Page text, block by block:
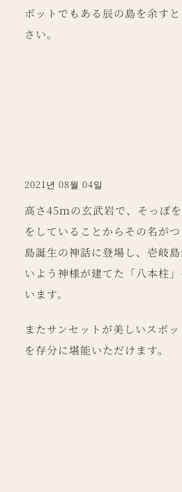
ポットでもある辰の島を余す
さい。
2021년 08월 04일
高さ45ｍの玄武岩で、そっぽ
をしていることからその名が
島誕生の神話に登場し、壱岐
いよう神様が建てた「八本柱
います。
またサンセットが美しいスポ
を存分に堪能いただけます。